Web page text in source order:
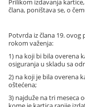
Prilikom izdavanja
člana, poništava se, o
Potvrda iz člana 19. ovog
rokom važenja:
1) na koji bi bila overena
osiguranja u skladu sa
2) na koji je bila overena
oštećena;
3) najduže na tri meseca